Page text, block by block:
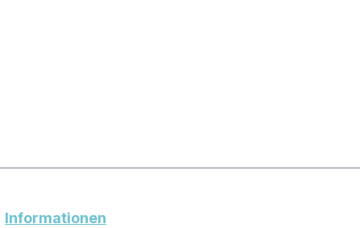
Informationen